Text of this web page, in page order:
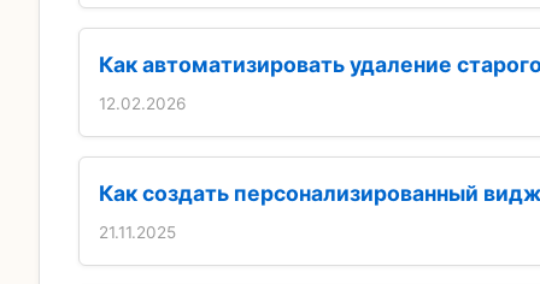
Как автоматизировать удаление
12.02.2026
Как создать персонализированный
21.11.2025